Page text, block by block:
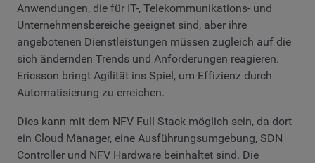
Anwendungen, die für IT-, Telekommunikations- und
Unternehmensbereiche geeignet sind, aber ihre
angebotenen Dienstleistungen müssen zugleich auf die
sich ändernden Trends und Anforderungen reagieren.
Ericsson bringt Agilität ins Spiel, um Effizienz durch
Automatisierung zu erreichen.
Dies kann mit dem NFV Full Stack möglich sein, da dort
ein Cloud Manager, eine Ausführungsumgebung, SDN
Controller und NFV Hardware beinhaltet sind. Die